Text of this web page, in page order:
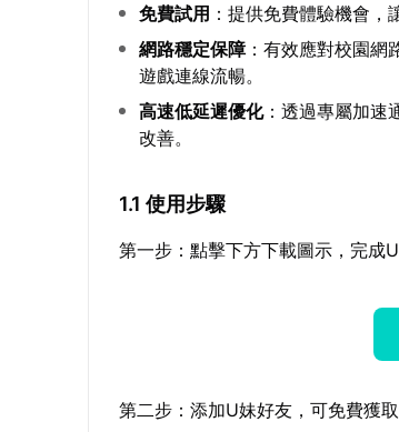
免費試用 ：提供免費體驗機會，
網路穩定保障：有效應對校園網
遊戲連線流暢。
高速低延遲優化：透過專屬加速
改善。
1.1 使用步驟
第一步：點擊下方下載圖示，完成
第二步：添加U妹好友，可免費獲取